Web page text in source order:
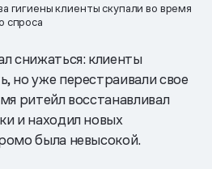
гигиены клиенты скупали во время
спроса
снижаться: клиенты
но уже перестраивали свое
ритейл восстанавливал
и находил новых
была невысокой.